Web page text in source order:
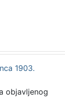
1903.
objavljenog